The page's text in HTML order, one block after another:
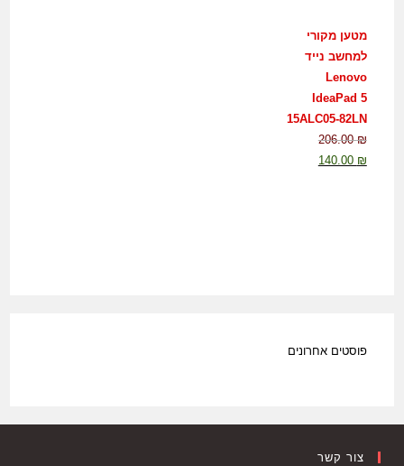
מטען מקורי
למחשב נייד
Lenovo
IdeaPad 5
15ALC05-82LN
206.00₪
140.00 ₪
פוסטים אחרונים
צור קשר